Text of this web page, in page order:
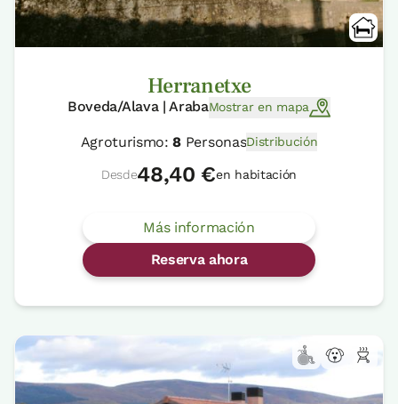
Herranetxe
Boveda/Alava | ArabaMostrar en mapa
Agroturismo:8 PersonasDistribución
Desde48,40 €en habitación
Más información
Reserva ahora